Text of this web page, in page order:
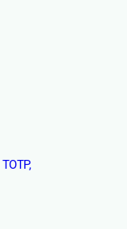
TOTP,